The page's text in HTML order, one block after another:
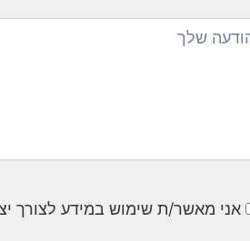
אני מאשר/ת שימוש במידע לצורך